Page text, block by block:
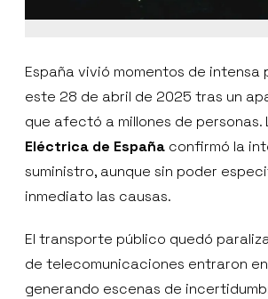
España vivió momentos de intensa
este 28 de abril de 2025 tras un
que afectó a millones de personas.
Eléctrica de España confirmó la
suministro, aunque sin poder
inmediato las causas.
El transporte público quedó
de telecomunicaciones entraron
generando escenas de